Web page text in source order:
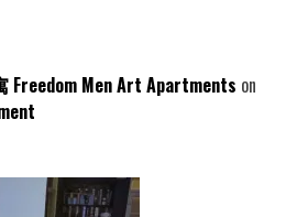
Freedom Men Art Apartments